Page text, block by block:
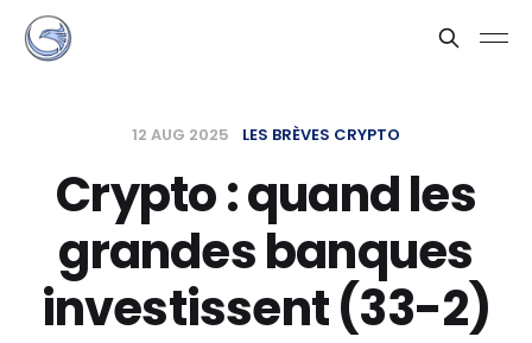
12 AUG 2025 LES BRÈVES CRYPTO
Crypto : quand les
grandes banques
investissent (33-2)